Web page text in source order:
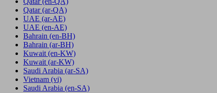
Qatar (ar-QA)
UAE (ar-AE)
UAE (en-AE)
Bahrain (en-BH)
Bahrain (ar-BH)
Kuwait (en-KW)
Kuwait (ar-KW)
Saudi Arabia (ar-SA)
Vietnam (vi)
Saudi Arabia (en-SA)